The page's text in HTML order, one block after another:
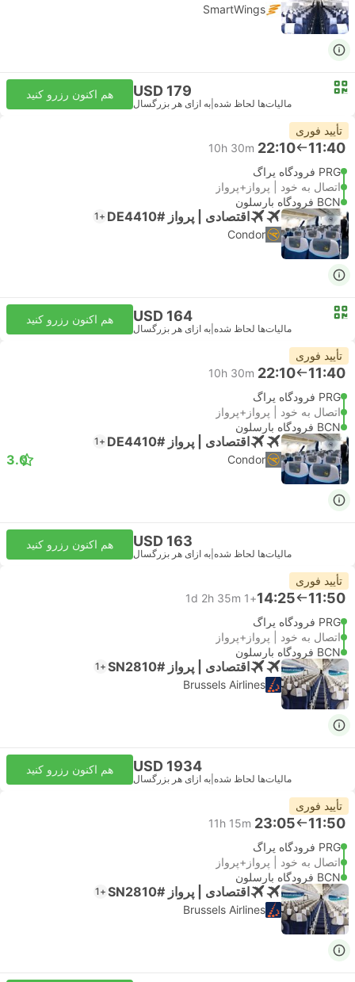
SmartWings
USD 179
مالیات‌ها لحاظ شده به ازای هر بزرگسال
هم اکنون رزرو کنید
تأیید فوری
11:40
22:10
10h 30m
PRG فرودگاه پراگ
اتصال به خود | پرواز+پرواز
BCN فرودگاه بارسلون
اقتصادی | پرواز #DE4410 +1
Condor
USD 164
مالیات‌ها لحاظ شده به ازای هر بزرگسال
هم اکنون رزرو کنید
تأیید فوری
11:40
22:10
10h 30m
PRG فرودگاه پراگ
اتصال به خود | پرواز+پرواز
BCN فرودگاه بارسلون
اقتصادی | پرواز #DE4410 +1
Condor
3.0
USD 163
مالیات‌ها لحاظ شده به ازای هر بزرگسال
هم اکنون رزرو کنید
تأیید فوری
11:50
14:25
+1
1d 2h 35m
PRG فرودگاه پراگ
اتصال به خود | پرواز+پرواز
BCN فرودگاه بارسلون
اقتصادی | پرواز #SN2810 +1
Brussels Airlines
USD 1934
مالیات‌ها لحاظ شده به ازای هر بزرگسال
هم اکنون رزرو کنید
تأیید فوری
11:50
23:05
11h 15m
PRG فرودگاه پراگ
اتصال به خود | پرواز+پرواز
BCN فرودگاه بارسلون
اقتصادی | پرواز #SN2810 +1
Brussels Airlines